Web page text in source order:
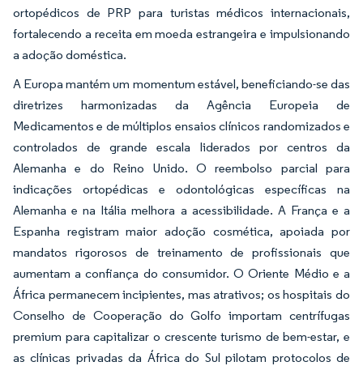
ortopédicos de PRP para turistas médicos internacionais,
fortalecendo a receita em moeda estrangeira e impulsionando
a adoção doméstica.
A Europa mantém um momentum estável, beneficiando-se das
diretrizes harmonizadas da Agência Europeia de
Medicamentos e de múltiplos ensaios clínicos randomizados e
controlados de grande escala liderados por centros da
Alemanha e do Reino Unido. O reembolso parcial para
indicações ortopédicas e odontológicas específicas na
Alemanha e na Itália melhora a acessibilidade. A França e a
Espanha registram maior adoção cosmética, apoiada por
mandatos rigorosos de treinamento de profissionais que
aumentam a confiança do consumidor. O Oriente Médio e a
África permanecem incipientes, mas atrativos; os hospitais do
Conselho de Cooperação do Golfo importam centrífugas
premium para capitalizar o crescente turismo de bem-estar, e
as clínicas privadas da África do Sul pilotam protocolos de